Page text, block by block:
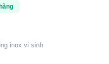
inox vi sinh